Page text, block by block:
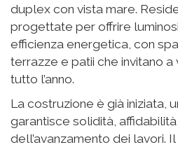
duplex con vista mare.
progettate per offrire
efficienza energetica, con
terrazze e patii che invitano
tutto l’anno.
La costruzione è già iniziata,
garantisce solidità,
dell’avanzamento dei lavori.